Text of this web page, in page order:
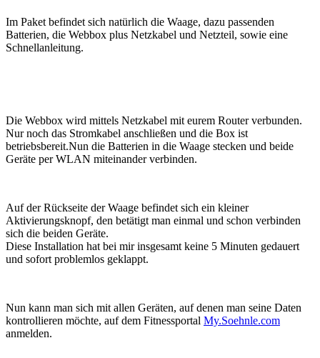
Im Paket befindet sich natürlich die Waage, dazu passenden
Batterien, die Webbox plus Netzkabel und Netzteil, sowie eine
Schnellanleitung.
Die Webbox wird mittels Netzkabel mit eurem Router verbunden.
Nur noch das Stromkabel anschließen und die Box ist
betriebsbereit.Nun die Batterien in die Waage stecken und beide
Geräte per WLAN miteinander verbinden.
Auf der Rückseite der Waage befindet sich ein kleiner
Aktivierungsknopf, den betätigt man einmal und schon verbinden
sich die beiden Geräte.
Diese Installation hat bei mir insgesamt keine 5 Minuten gedauert
und sofort problemlos geklappt.
Nun kann man sich mit allen Geräten, auf denen man seine Daten
kontrollieren möchte, auf dem Fitnessportal My.Soehnle.com
anmelden.